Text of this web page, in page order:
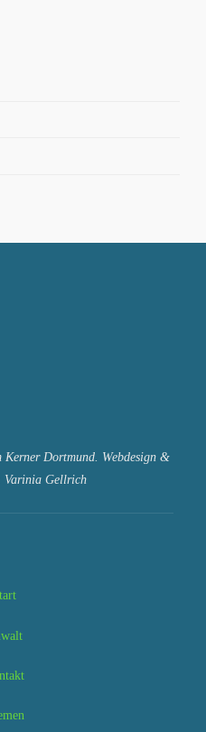
Dortmund. Webdesign &
Varinia Gellrich